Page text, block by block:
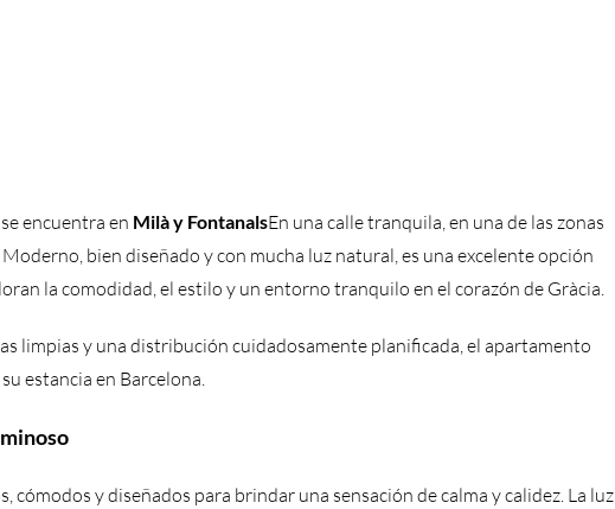
encuentra en Milà y FontanalsEn una calle tranquila, en una de las zonas
bien diseñado y con mucha luz natural, es una excelente opción
la comodidad, el estilo y un entorno tranquilo en el corazón de Gràcia.
limpias y una distribución cuidadosamente planificada, el apartamento
estancia en Barcelona.
cómodos y diseñados para brindar una sensación de calma y calidez. La luz